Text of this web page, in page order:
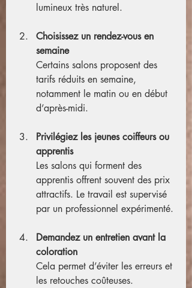
lumineux très naturel.
Choisissez un rendez-vous en
semaine
Certains salons proposent des
tarifs réduits en semaine,
notamment le matin ou en début
d’après-midi.
Privilégiez les jeunes coiffeurs ou
apprentis
Les salons qui forment des
apprentis offrent souvent des prix
attractifs. Le travail est supervisé
par un professionnel expérimenté.
Demandez un entretien avant la
coloration
Cela permet d’éviter les erreurs et
les retouches coûteuses.